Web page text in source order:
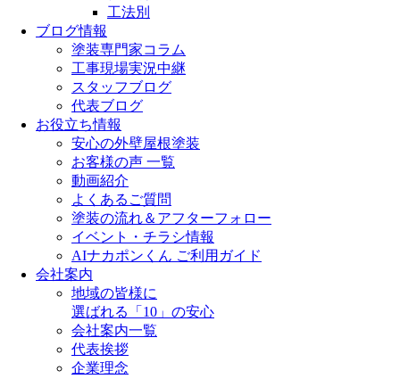
工法別
ブログ情報
塗装専門家コラム
工事現場実況中継
スタッフブログ
代表ブログ
お役立ち情報
安心の外壁屋根塗装
お客様の声 一覧
動画紹介
よくあるご質問
塗装の流れ＆アフターフォロー
イベント・チラシ情報
AIナカポンくん ご利用ガイド
会社案内
地域の皆様に
選ばれる「10」の安心
会社案内一覧
代表挨拶
企業理念